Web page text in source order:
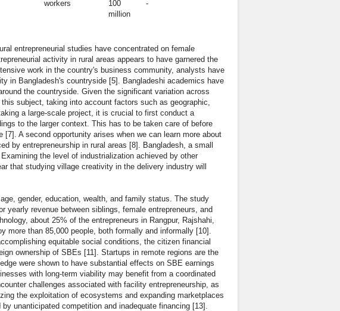
workers
100
million
-
entrepreneurial studies have concentrated on female
activity in rural areas appears to have garnered the
work in the country's business community, analysts have
in Bangladesh's countryside [5]. Bangladeshi academics have
the countryside. Given the significant variation across
subject, taking into account factors such as geographic,
a large-scale project, it is crucial to first conduct a
to the larger context. This has to be taken care of before
A second opportunity arises when we can learn more about
by entrepreneurship in rural areas [8]. Bangladesh, a small
the level of industrialization achieved by other
that studying village creativity in the delivery industry will
gender, education, wealth, and family status. The study
yearly revenue between siblings, female entrepreneurs, and
about 25% of the entrepreneurs in Rangpur, Rajshahi,
more than 85,000 people, both formally and informally [10].
equitable social conditions, the citizen financial
ownership of SBEs [11]. Startups in remote regions are the
were shown to have substantial effects on SBE earnings
with long-term viability may benefit from a coordinated
challenges associated with facility entrepreneurship, as
the exploitation of ecosystems and expanding marketplaces
unanticipated competition and inadequate financing [13].